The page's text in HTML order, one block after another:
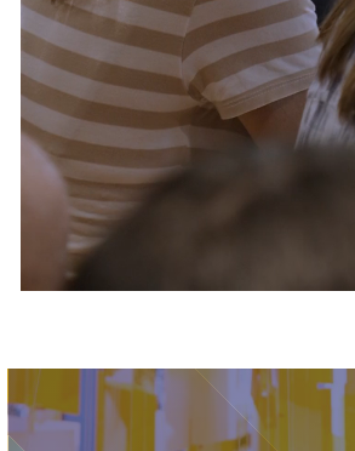
Servizi e accessibilità
Contatti
FAQ
Biglietti
Immagine